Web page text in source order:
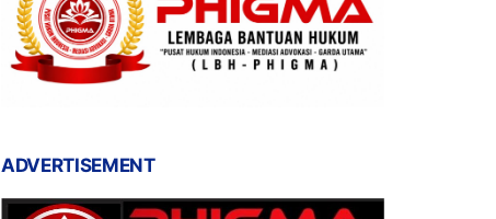
ADVERTISEMENT